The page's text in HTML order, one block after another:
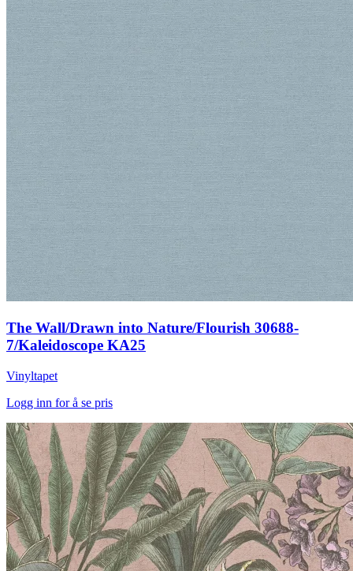
The Wall/Drawn into Nature/Flourish 30688-
7/Kaleidoscope KA25
Vinyltapet
Logg inn for å se pris